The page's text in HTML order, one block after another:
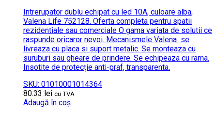
Intrerupator dublu echipat cu led 10A, culoare alba,
Valena Life 752128. Oferta completa pentru spatii
rezidentiale sau comerciale O gama variata de solutii ce
raspunde oricaror nevoi. Mecanismele Valena se
livreaza cu placa si suport metalic. Se monteaza cu
suruburi sau gheare de prindere. Se echipeaza cu rama.
Insotite de protecţie anti-praf, transparenta.
SKU: 01010001014364
80.33 lei cu TVA
Adaugă în coș